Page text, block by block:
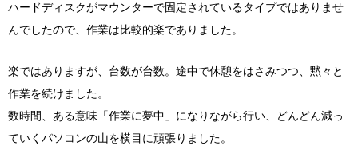
ハードディスクがマウンターで固定されているタイプではありませ
んでしたので、作業は比較的楽でありました。
楽ではありますが、台数が台数。途中で休憩をはさみつつ、黙々と
作業を続けました。
数時間、ある意味「作業に夢中」になりながら行い、どんどん減っ
ていくパソコンの山を横目に頑張りました。